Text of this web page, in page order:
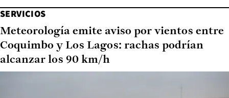
SERVICIOS
Meteorología emite aviso por vientos entre
Coquimbo y Los Lagos: rachas podrían
alcanzar los 90 km/h